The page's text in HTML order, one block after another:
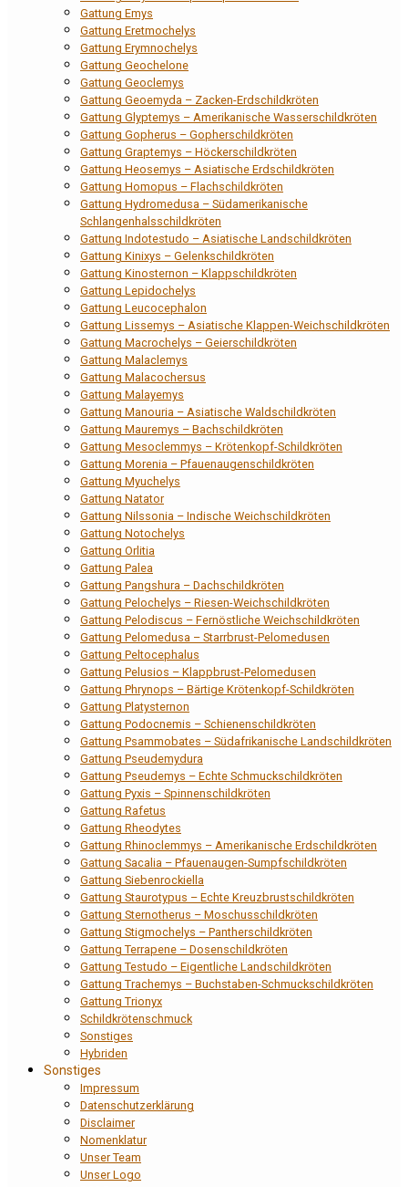
Gattung Emys
Gattung Eretmochelys
Gattung Erymnochelys
Gattung Geochelone
Gattung Geoclemys
Gattung Geoemyda – Zacken-Erdschildkröten
Gattung Glyptemys – Amerikanische Wasserschildkröten
Gattung Gopherus – Gopherschildkröten
Gattung Graptemys – Höckerschildkröten
Gattung Heosemys – Asiatische Erdschildkröten
Gattung Homopus – Flachschildkröten
Gattung Hydromedusa – Südamerikanische
Schlangenhalsschildkröten
Gattung Indotestudo – Asiatische Landschildkröten
Gattung Kinixys – Gelenkschildkröten
Gattung Kinosternon – Klappschildkröten
Gattung Lepidochelys
Gattung Leucocephalon
Gattung Lissemys – Asiatische Klappen-Weichschildkröten
Gattung Macrochelys – Geierschildkröten
Gattung Malaclemys
Gattung Malacochersus
Gattung Malayemys
Gattung Manouria – Asiatische Waldschildkröten
Gattung Mauremys – Bachschildkröten
Gattung Mesoclemmys – Krötenkopf-Schildkröten
Gattung Morenia – Pfauenaugenschildkröten
Gattung Myuchelys
Gattung Natator
Gattung Nilssonia – Indische Weichschildkröten
Gattung Notochelys
Gattung Orlitia
Gattung Palea
Gattung Pangshura – Dachschildkröten
Gattung Pelochelys – Riesen-Weichschildkröten
Gattung Pelodiscus – Fernöstliche Weichschildkröten
Gattung Pelomedusa – Starrbrust-Pelomedusen
Gattung Peltocephalus
Gattung Pelusios – Klappbrust-Pelomedusen
Gattung Phrynops – Bärtige Krötenkopf-Schildkröten
Gattung Platysternon
Gattung Podocnemis – Schienenschildkröten
Gattung Psammobates – Südafrikanische Landschildkröten
Gattung Pseudemydura
Gattung Pseudemys – Echte Schmuckschildkröten
Gattung Pyxis – Spinnenschildkröten
Gattung Rafetus
Gattung Rheodytes
Gattung Rhinoclemmys – Amerikanische Erdschildkröten
Gattung Sacalia – Pfauenaugen-Sumpfschildkröten
Gattung Siebenrockiella
Gattung Staurotypus – Echte Kreuzbrustschildkröten
Gattung Sternotherus – Moschusschildkröten
Gattung Stigmochelys – Pantherschildkröten
Gattung Terrapene – Dosenschildkröten
Gattung Testudo – Eigentliche Landschildkröten
Gattung Trachemys – Buchstaben-Schmuckschildkröten
Gattung Trionyx
Schildkrötenschmuck
Sonstiges
Hybriden
Sonstiges
Impressum
Datenschutzerklärung
Disclaimer
Nomenklatur
Unser Team
Unser Logo